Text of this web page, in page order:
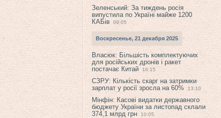
Зеленський: За тиждень росія
випустила по Україні майже 1200
КАБів
09:05
Воскресенье, 21 декабря 2025
Власюк: Більшість комплектуючих
для російських дронів і ракет
постачає Китай
16:15
СЗРУ: Кількість скарг на затримки
зарплат у росії зросла на 60%
13:10
Мінфін: Касові видатки державного
бюджету України за листопад склали
374,1 млрд грн
10:05